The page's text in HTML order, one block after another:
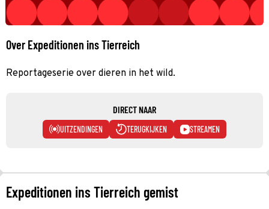
Over Expeditionen ins Tierreich
Reportageserie over dieren in het wild.
DIRECT NAAR
UITZENDINGEN TERUGKIJKEN STREAMEN
Expeditionen ins Tierreich gemist